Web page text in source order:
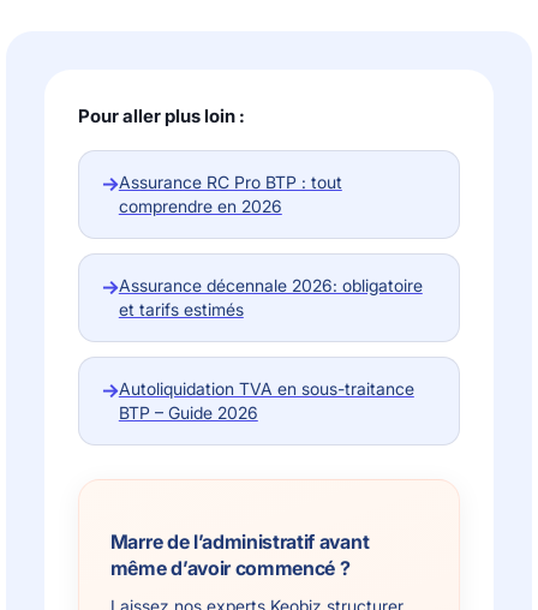
Pour aller plus loin :
→Assurance RC Pro BTP : tout
comprendre en 2026
→Assurance décennale 2026: obligatoire
et tarifs estimés
→Autoliquidation TVA en sous-traitance
BTP – Guide 2026
Marre de l’administratif avant
même d’avoir commencé ?
Laissez nos experts Keobiz structurer